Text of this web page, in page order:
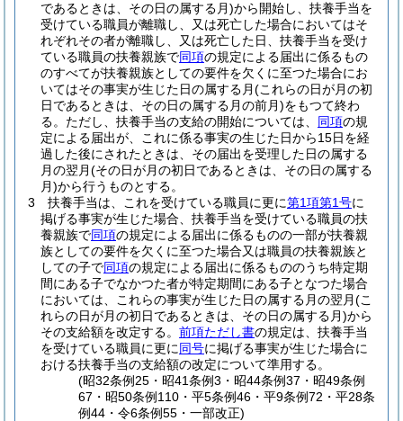
であるときは、その日の属する月)から開始し、扶養手当を
受けている職員が離職し、又は死亡した場合においてはそ
れぞれその者が離職し、又は死亡した日、扶養手当を受け
ている職員の扶養親族で同項の規定による届出に係るもの
のすべてが扶養親族としての要件を欠くに至つた場合にお
いてはその事実が生じた日の属する月(これらの日が月の初
日であるときは、その日の属する月の前月)をもつて終わ
る。 ただし、扶養手当の支給の開始については、 同項の規
定による届出が、これに係る事実の生じた日から15日を経
過した後にされたときは、その届出を受理した日の属する
月の翌月(その日が月の初日であるときは、その日の属する
月)から行うものとする。
3
扶養手当は、これを受けている職員に更に第1項第1号に
掲げる事実が生じた場合、扶養手当を受けている職員の扶
養親族で同項の規定による届出に係るものの一部が扶養親
族としての要件を欠くに至つた場合又は職員の扶養親族と
しての子で同項の規定による届出に係るもののうち特定期
間にある子でなかつた者が特定期間にある子となつた場合
においては、これらの事実が生じた日の属する月の翌月(こ
れらの日が月の初日であるときは、その日の属する月)から
その支給額を改定する。 前項ただし書の規定は、扶養手当
を受けている職員に更に同号に掲げる事実が生じた場合に
おける扶養手当の支給額の改定について準用する。
(昭32条例25・昭41条例3・昭44条例37・昭49条例
67・昭50条例110・平5条例46・平9条例72・平28条
例44・令6条例55・一部改正)